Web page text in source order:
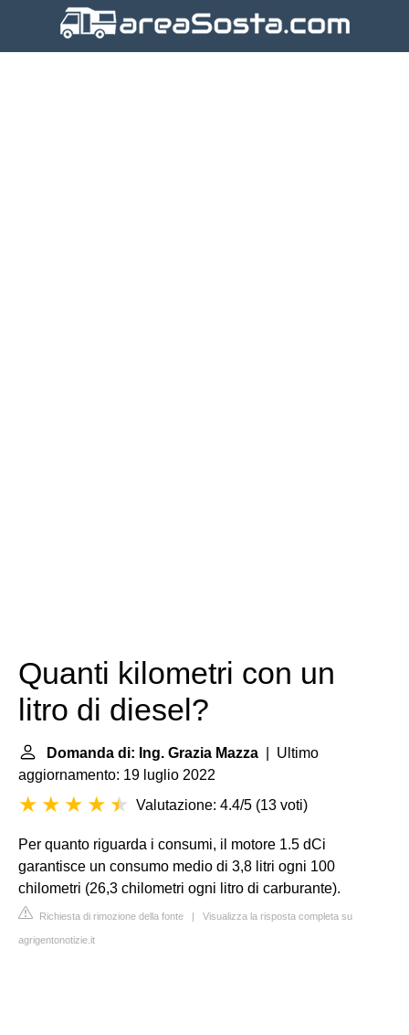
Quanti kilometri con un
litro di diesel?
Domanda di: Ing. Grazia Mazza | Ultimo
aggiornamento: 19 luglio 2022
Valutazione: 4.4/5 (13 voti)
Per quanto riguarda i consumi, il motore 1.5 dCi
garantisce un consumo medio di 3,8 litri ogni 100
chilometri (26,3 chilometri ogni litro di carburante).
Richiesta di rimozione della fonte | Visualizza la risposta completa su
agrigentonotizie.it